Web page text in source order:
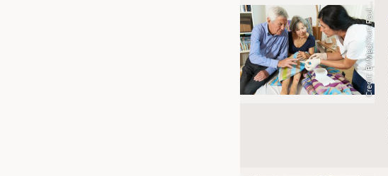
C
r
e
d
i
t
:
B
V
M
e
d
/
K
u
r
t
P
a
u
l
u
s